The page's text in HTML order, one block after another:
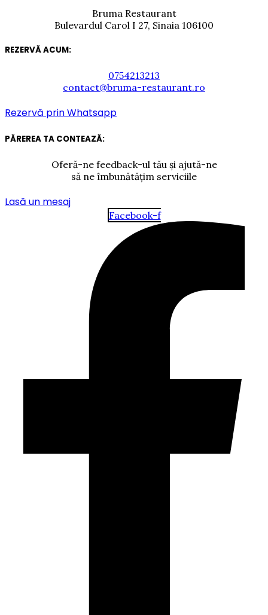
Bruma Restaurant
Bulevardul Carol I 27, Sinaia 106100
REZERVĂ ACUM:
0754213213
contact@bruma-restaurant.ro
Rezervă prin Whatsapp
PĂREREA TA CONTEAZĂ:
Oferă-ne feedback-ul tău și ajută-ne
să ne îmbunătățim serviciile
Lasă un mesaj
Facebook-f